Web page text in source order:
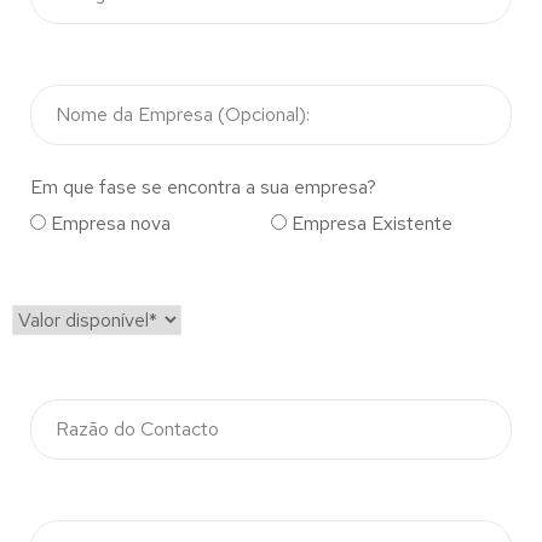
Em que fase se encontra a sua empresa?
Empresa nova
Empresa Existente